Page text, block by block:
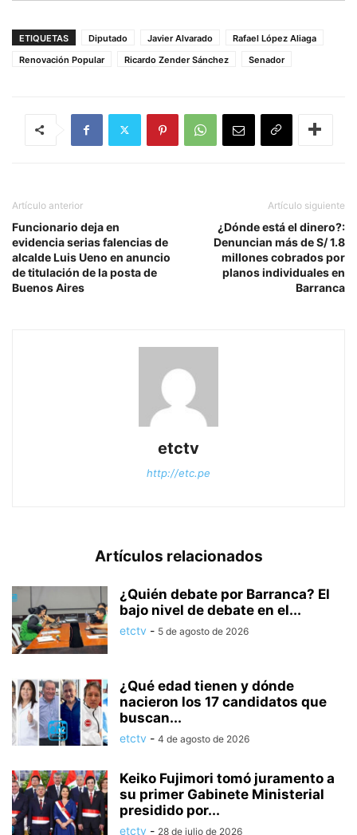
ETIQUETAS Diputado Javier Alvarado
Rafael López Aliaga
Renovación Popular
Ricardo Zender Sánchez Senador
Artículo anterior
Funcionario deja en
evidencia serias falencias de
alcalde Luis Ueno en anuncio
de titulación de la posta de
Buenos Aires
Artículo siguiente
¿Dónde está el dinero?:
Denuncian más de S/ 1.8
millones cobrados por
planos individuales en
Barranca
etctv
http://etc.pe
Artículos relacionados
¿Quién debate por Barranca? El
bajo nivel de debate en el...
etctv - 5 de agosto de 2026
¿Qué edad tienen y dónde
nacieron los 17 candidatos que
buscan...
etctv - 4 de agosto de 2026
Keiko Fujimori tomó juramento a
su primer Gabinete Ministerial
presidido por...
etctv - 28 de julio de 2026